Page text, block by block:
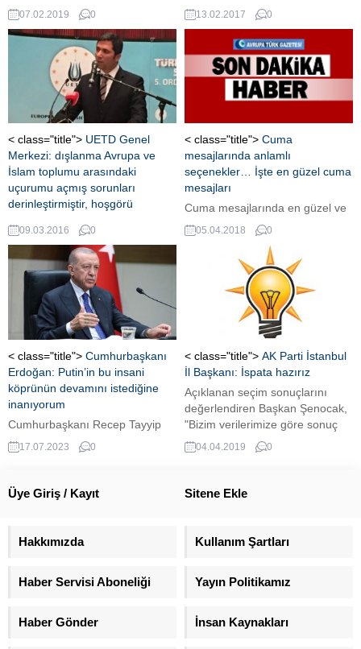
CHP'nin adayı Alper Taş’ı
desteklemememiz için hiçbir
sebep yok” dedi.
07.02.2019 0
'kazaen' bombalarak 3
askerimizin şehit olmasına
neden oldu. Yaşanan bu olayın
ardından yeniden Türkiye ile
Rusya karşı karşıya geldi.
Akıllara ise şu 'Koordinat krizi
FETÖ işi mi?'
13.02.2017 0
< class="title"> UETD Genel
Merkezi: dışlanma Avrupa ve
İslam toplumu arasındaki
uçurumu açmış sorunları
derinleştirmiştir, hoşgörü
Avrupalı Türk Demokratlar Birliği
UETD Genel Merkezi Dünya
Kadınlar Günü nedeniyle mesaj
yayınladı. Mesaj'da UETD Genel
Başkanı Zafer Sırakaya, Avrupa
ve İslam toplumu arasında
oluşan dışlanma duygusunun
hoşgörüyle aşılabileceğini ifade
etti.
09.03.2016 0
< class="title"> Cuma
mesajlarında anlamlı
seçenekler… İşte en güzel cuma
mesajları
Cuma mesajlarında en güzel ve
anlamlı seçenekleri sizler için
derledik. Cuma gününün
gelmesiyle birlikte milyonlarca
vatandaş, cuma mesajları
aracılığıyla birbirlerini
hatırlayacak. İşte, en güzel ve
anlamlı cuma mesajları.
05.04.2018 0
< class="title"> Cumhurbaşkanı
Erdoğan: Putin’in bu insani
köprünün devamını istediğine
inanıyorum
Cumhurbaşkanı Recep Tayyip
Erdoğan, Tahıl koridoru
anlaşmasına ilişkin "Bugün
Rusya Devlet Başkanı Putin'in bu
17.07.2023 0
< class="title"> AK Parti İstanbul
İl Başkanı: İspata hazırız
Açıklanan seçim sonuçlarını
değerlendiren Başkan Şenocak,
"Bizim verilerimize göre sonuç
Binali Yıldırım" dedi.
04.04.2019 0
Üye Giriş / Kayıt Sitene Ekle
Hakkımızda Kullanım Şartları
Haber Servisi Aboneliği Yayın Politikamız
Haber Gönder İnsan Kaynakları